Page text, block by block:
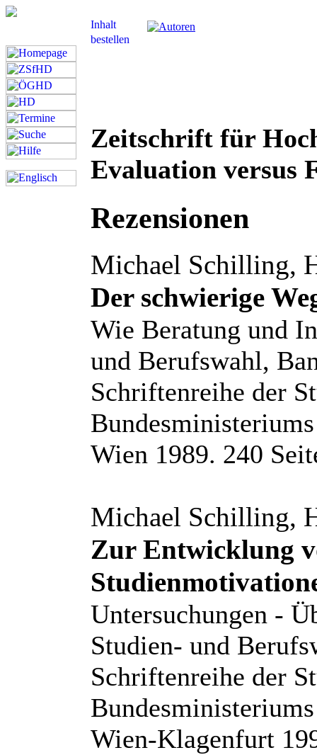
Zeitschrift für
Evaluation versus
Rezensionen
Michael Schilling,
Der schwierige
Wie Beratung und
und Berufswahl,
Schriftenreihe der
Wien 1989. 240
Michael Schilling,
Zur Entwicklung
Untersuchungen -
Studien- und
Schriftenreihe der
Wien-Klagenfurt